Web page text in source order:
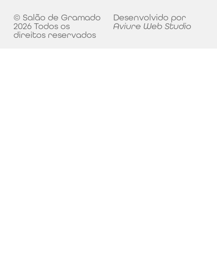
© Salão de Gramado
2026 Todos os
direitos reservados
Desenvolvido por
Aviure Web Studio